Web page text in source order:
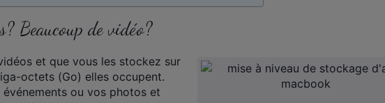
Beaucoup de vidéo?
et que vous les stockez sur
octets (Go) elles occupent.
ou vos photos et